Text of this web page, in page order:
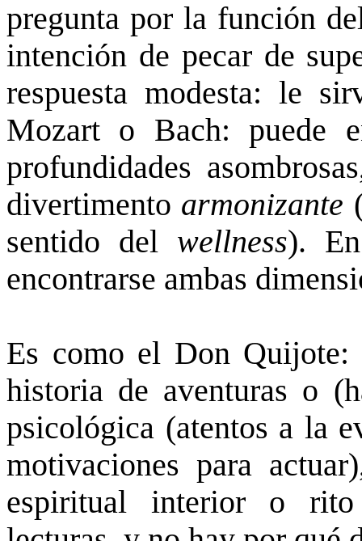
pregunta por la función
intención de pecar de
respuesta modesta: le
Mozart o Bach: puede
profundidades
divertimento armonizante
sentido del wellness).
encontrarse ambas
Es como el Don Quijote:
historia de aventuras o
psicológica (atentos a la
motivaciones para
espiritual interior o